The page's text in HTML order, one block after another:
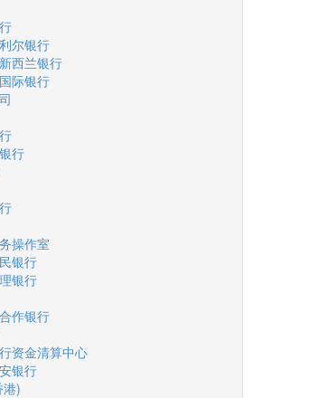
尔银行
西兰银行
际银行
行
操作室
银行
银行
作银行
资金清算中心
银行
)